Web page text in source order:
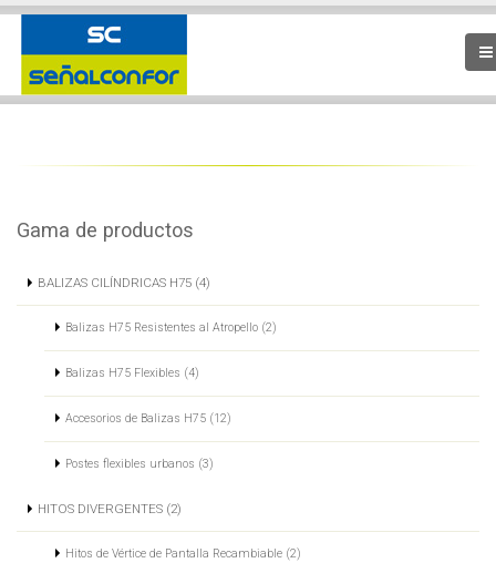
Gama de productos
BALIZAS CILÍNDRICAS H75 (4)
Balizas H75 Resistentes al Atropello (2)
Balizas H75 Flexibles (4)
Accesorios de Balizas H75 (12)
Postes flexibles urbanos (3)
HITOS DIVERGENTES (2)
Hitos de Vértice de Pantalla Recambiable (2)